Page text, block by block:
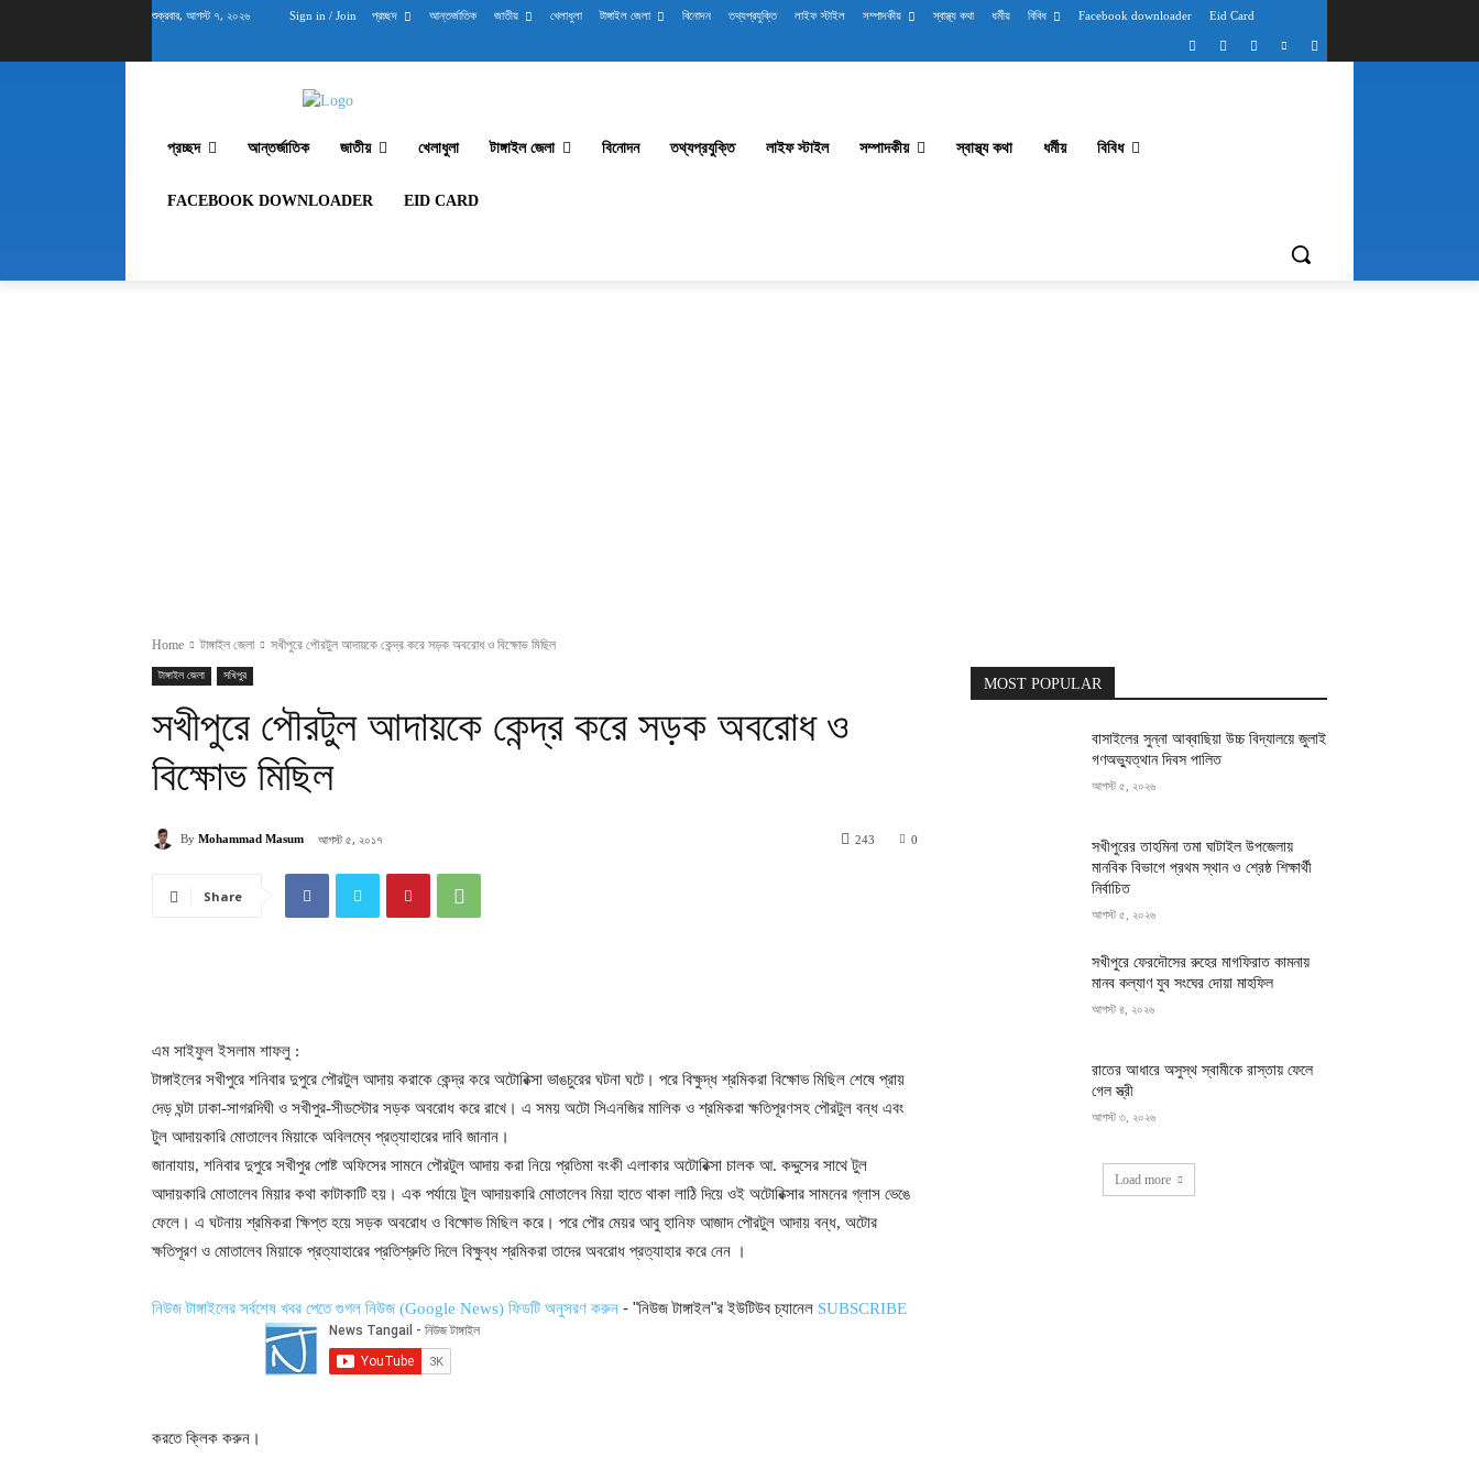
শুক্রবার, আগস্ট ৭, ২০২৬ Sign in / Join প্রচ্ছদ আন্তর্জাতিক জাতীয় খেলাধুলা টাঙ্গাইল জেলা বিনোদন তথ্যপ্রযুক্তি লাইফ স্টাইল সম্পাদকীয় স্বাস্থ্য কথা ধর্মীয় বিবিধ Facebook downloader Eid Card
প্রচ্ছদ আন্তর্জাতিক জাতীয় খেলাধুলা টাঙ্গাইল জেলা বিনোদন তথ্যপ্রযুক্তি লাইফ স্টাইল সম্পাদকীয় স্বাস্থ্য কথা ধর্মীয় বিবিধ
FACEBOOK DOWNLOADER EID CARD
Home টাঙ্গাইল জেলা সখীপুরে পৌরটুল আদায়কে কেন্দ্র করে সড়ক অবরোধ ও বিক্ষোভ মিছিল
টাঙ্গাইল জেলা সখিপুর
সখীপুরে পৌরটুল আদায়কে কেন্দ্র করে সড়ক অবরোধ ও
বিক্ষোভ মিছিল
By Mohammad Masum আগস্ট ৫, ২০১৭ 0
243
Share
এম সাইফুল ইসলাম শাফলু :
টাঙ্গাইলের সখীপুরে শনিবার দুপুরে পৌরটুল আদায় করাকে কেন্দ্র করে অটোরিক্সা ভাঙচুরের ঘটনা ঘটে। পরে বিক্ষুদ্ধ শ্রমিকরা বিক্ষোভ মিছিল শেষে প্রায়
দেড় ঘন্টা ঢাকা-সাগরদিঘী ও সখীপুর-সীডস্টোর সড়ক অবরোধ করে রাখে। এ সময় অটো সিএনজির মালিক ও শ্রমিকরা ক্ষতিপূরণসহ পৌরটুল বন্ধ এবং
টুল আদায়কারি মোতালেব মিয়াকে অবিলম্বে প্রত্যাহারের দাবি জানান।
জানাযায়, শনিবার দুপুরে সখীপুর পোষ্ট অফিসের সামনে পৌরটুল আদায় করা নিয়ে প্রতিমা বংকী এলাকার অটোরিক্সা চালক আ. কদ্দুসের সাথে টুল
আদায়কারি মোতালেব মিয়ার কথা কাটাকাটি হয়। এক পর্যায়ে টুল আদায়কারি মোতালেব মিয়া হাতে থাকা লাঠি দিয়ে ওই অটোরিক্সার সামনের গ্লাস ভেঙে
ফেলে। এ ঘটনায় শ্রমিকরা ক্ষিপ্ত হয়ে সড়ক অবরোধ ও বিক্ষোভ মিছিল করে। পরে পৌর মেয়র আবু হানিফ আজাদ পৌরটুল আদায় বন্ধ, অটোর
ক্ষতিপূরণ ও মোতালেব মিয়াকে প্রত্যাহারের প্রতিশ্রুতি দিলে বিক্ষুব্ধ শ্রমিকরা তাদের অবরোধ প্রত্যাহার করে নেন ।
নিউজ টাঙ্গাইলের সর্বশেষ খবর পেতে গুগল নিউজ (Google News) ফিডটি অনুসরণ করুন - "নিউজ টাঙ্গাইল"র ইউটিউব চ্যানেল SUBSCRIBE
করতে ক্লিক করুন।
MOST POPULAR
বাসাইলের সুন্না আব্বাছিয়া উচ্চ বিদ্যালয়ে জুলাই
গণঅভ্যুত্থান দিবস পালিত
আগস্ট ৫, ২০২৬
সখীপুরের তাহমিনা তমা ঘাটাইল উপজেলায়
মানবিক বিভাগে প্রথম স্থান ও শ্রেষ্ঠ শিক্ষার্থী
নির্বাচিত
আগস্ট ৫, ২০২৬
সখীপুরে ফেরদৌসের রুহের মাগফিরাত কামনায়
মানব কল্যাণ যুব সংঘের দোয়া মাহফিল
আগস্ট ৪, ২০২৬
রাতের আধারে অসুস্থ স্বামীকে রাস্তায় ফেলে
গেল স্ত্রী
আগস্ট ৩, ২০২৬
Load more